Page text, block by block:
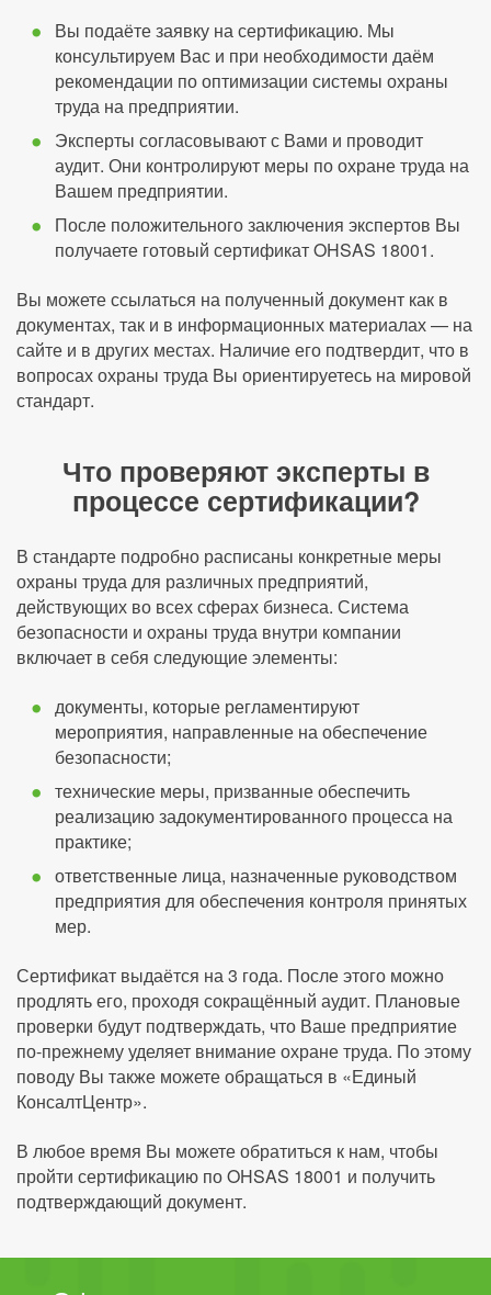
Вы подаёте заявку на сертификацию. Мы
консультируем Вас и при необходимости даём
рекомендации по оптимизации системы охраны
труда на предприятии.
Эксперты согласовывают с Вами и проводит
аудит. Они контролируют меры по охране труда на
Вашем предприятии.
После положительного заключения экспертов Вы
получаете готовый сертификат OHSAS 18001.
Вы можете ссылаться на полученный документ как в
документах, так и в информационных материалах — на
сайте и в других местах. Наличие его подтвердит, что в
вопросах охраны труда Вы ориентируетесь на мировой
стандарт.
Что проверяют эксперты в
процессе сертификации?
В стандарте подробно расписаны конкретные меры
охраны труда для различных предприятий,
действующих во всех сферах бизнеса. Система
безопасности и охраны труда внутри компании
включает в себя следующие элементы:
документы, которые регламентируют
мероприятия, направленные на обеспечение
безопасности;
технические меры, призванные обеспечить
реализацию задокументированного процесса на
практике;
ответственные лица, назначенные руководством
предприятия для обеспечения контроля принятых
мер.
Сертификат выдаётся на 3 года. После этого можно
продлять его, проходя сокращённый аудит. Плановые
проверки будут подтверждать, что Ваше предприятие
по-прежнему уделяет внимание охране труда. По этому
поводу Вы также можете обращаться в «Единый
КонсалтЦентр».
В любое время Вы можете обратиться к нам, чтобы
пройти сертификацию по OHSAS 18001 и получить
подтверждающий документ.